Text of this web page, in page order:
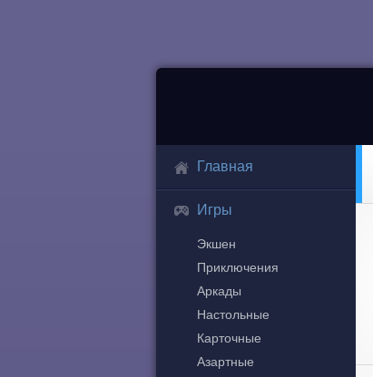
Главная
Игры
Экшен
Приключения
Аркады
Настольные
Карточные
Азартные